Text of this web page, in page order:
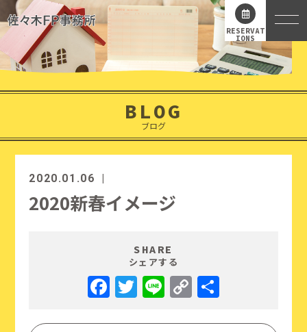
RESERVAT
IONS
BLOG
ブログ
2020.01.06
2020新春イメージ
SHARE
シェアする
Facebook
Twitter
LineCopy
Link